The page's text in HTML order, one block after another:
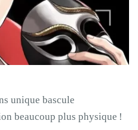
unique bascule
beaucoup plus physique !